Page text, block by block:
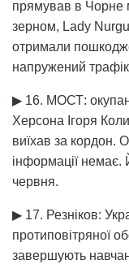
прямував в Чорне
зерном, Lady
отримали
напружений
▶ 16. МОСТ:
Херсона Ігоря
виїхав за кордон.
інформації немає.
червня.
▶ 17. Резніков:
протиповітряної
завершують